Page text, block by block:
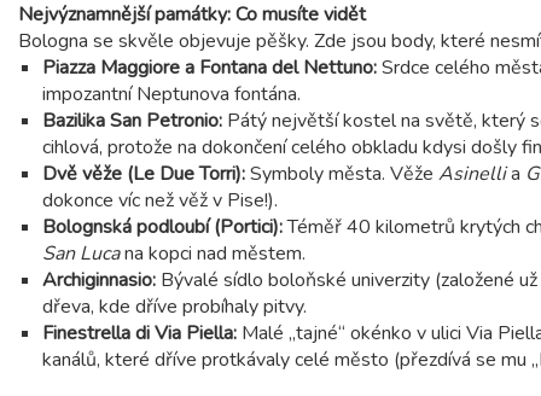
Nejvýznamnější památky: Co musíte vidět
Bologna se skvěle objevuje pěšky. Zde jsou body, které
Piazza Maggiore a Fontana del Nettuno:Srdce celého
impozantní Neptunova fontána.
Bazilika San Petronio: Pátý největší kostel na světě, který
cihlová, protože na dokončení celého obkladu kdysi došly
Dvě věže (Le Due Torri):Symboly města. Věže Asinellia
dokonce víc než věž v Pise!).
Bolognská podloubí (Portici):Téměř 40 kilometrů krytých
San Lucana kopci nad městem.
Archiginnasio: Bývalé sídlo boloňské univerzity (založené
dřeva, kde dříve probíhaly pitvy.
Finestrella di Via Piella: Malé „tajné“ okénko v ulici Via
kanálů, které dříve protkávaly celé město (přezdívá se mu